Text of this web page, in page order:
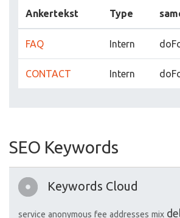
Ankertekst Type
FAQ Intern
CONTACT Intern
SEO Keywords
Keywords Cloud
service anonymous fee addresses mix